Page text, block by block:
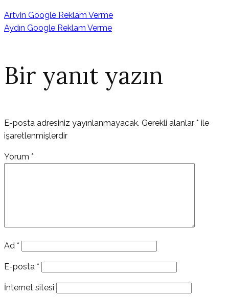
Artvin Google Reklam Verme
Aydın Google Reklam Verme
Bir yanıt yazın
E-posta adresiniz yayınlanmayacak. Gerekli alanlar * ile
işaretlenmişlerdir
Yorum *
Ad *
E-posta *
İnternet sitesi